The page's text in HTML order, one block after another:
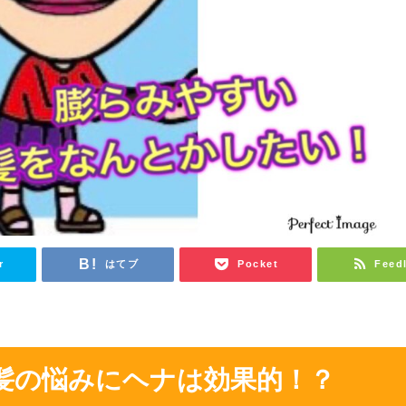
はてブ Pocket
の悩みにヘナは効果的！？